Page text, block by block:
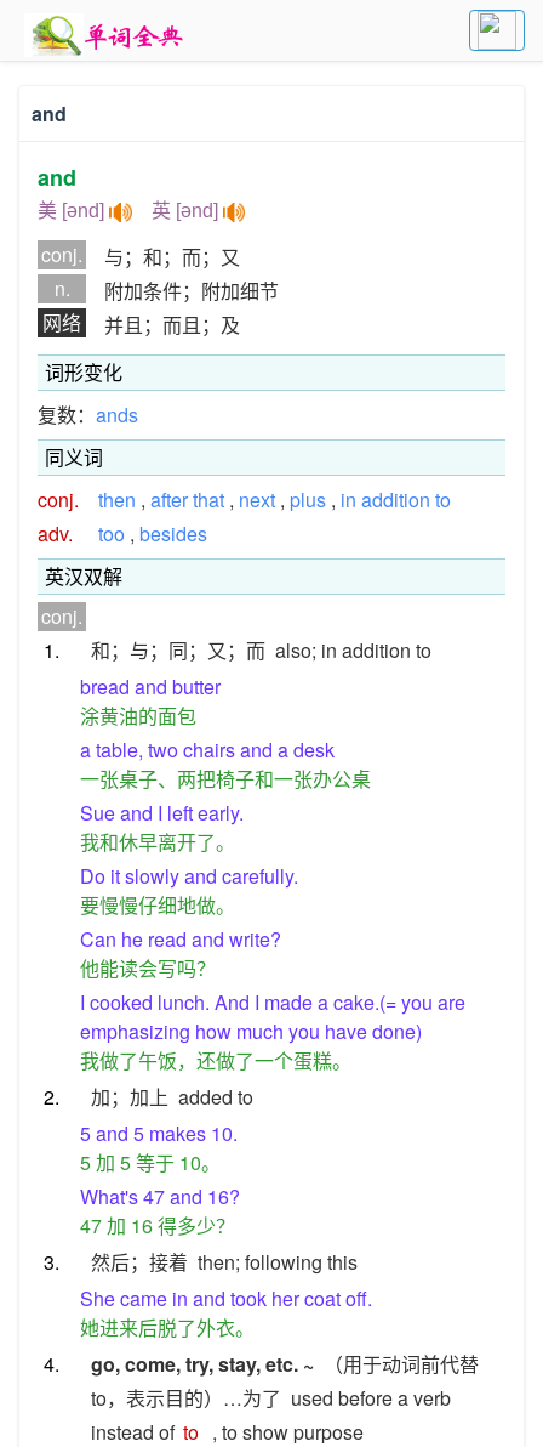
and
and
美 [ənd] 英 [ənd]
conj.
与；和；而；又
n.
附加条件；附加细节
网络
并且；而且；及
词形变化
复数： ands
同义词
conj.
then , after that , next , plus , in addition to
adv.
too , besides
英汉双解
conj.
1.
和；与；同；又；而 also; in addition to
bread and butter
涂黄油的面包
a table, two chairs and a desk
一张桌子、两把椅子和一张办公桌
Sue and I left early.
我和休早离开了。
Do it slowly and carefully.
要慢慢仔细地做。
Can he read and write?
他能读会写吗？
I cooked lunch. And I made a cake.(= you are
emphasizing how much you have done)
我做了午饭，还做了一个蛋糕。
2.
加；加上 added to
5 and 5 makes 10.
5 加 5 等于 10。
What's 47 and 16?
47 加 16 得多少？
3.
然后；接着 then; following this
She came in and took her coat off.
她进来后脱了外衣。
4.
go, come, try, stay, etc. ~
（用于动词前代替
to，表示目的）…为了 used before a verb
instead of to , to show purpose